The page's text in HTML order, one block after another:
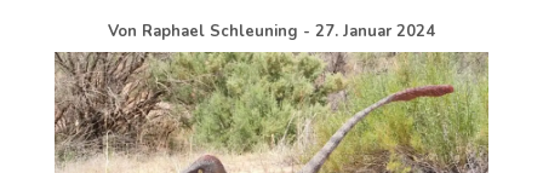
Von Raphael Schleuning - 27. Januar 2024